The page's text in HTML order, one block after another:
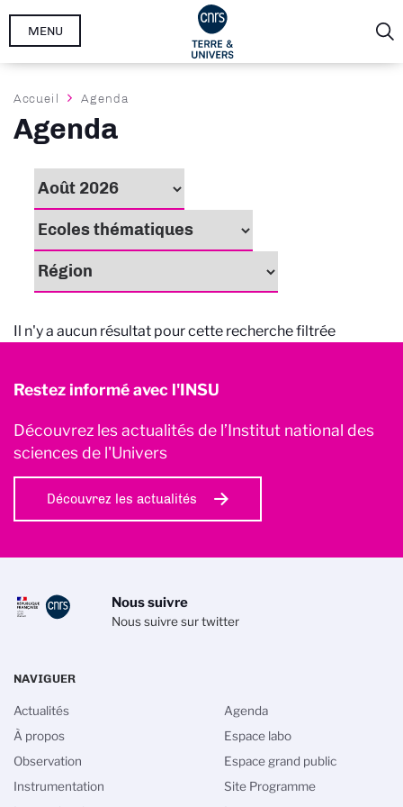
Aller
MENU
Fil
d'Ariane
Accueil Agenda
Agenda
Il n'y a aucun résultat pour cette recherche filtrée
Restez informé avec l'INSU
Découvrez les actualités de l’Institut national des
sciences de l'Univers
Découvrez les actualités
Nous suivre
Nous suivre sur twitter
NAVIGUER
Actualités
À propos
Observation
Instrumentation
Agenda
Espace labo
Espace grand public
Site Programme